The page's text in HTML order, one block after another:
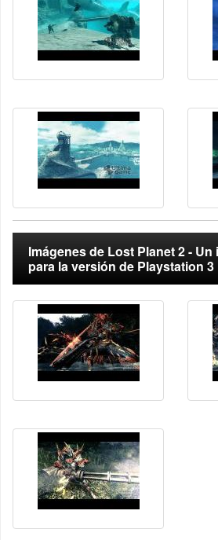
Imágenes de Lost Planet 2 -
para la versión de Playstation 3